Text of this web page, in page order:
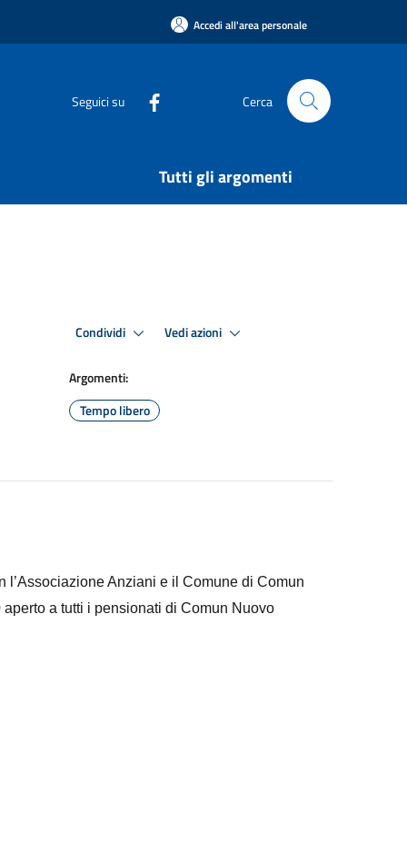
Accedi all'area personale
Seguici su Cerca
Tutti gli argomenti
Condividi Vedi azioni
Argomenti:
Tempo libero
Anziani e il Comune di Comun
a tutti i pensionati di Comun Nuovo